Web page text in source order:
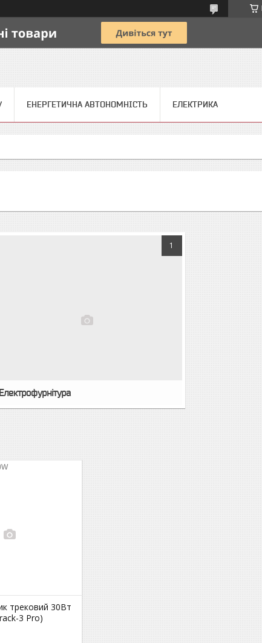
ЕНЕРГЕТИЧНА АВТОНОМНІСТЬ ЕЛЕКТРИКА
1
Електрофурнітура
трековий 30Вт
3 Pro)